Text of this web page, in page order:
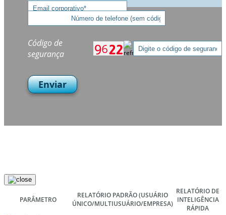
Código de
segurança
Enviar
PARÂMETRO
RELATÓRIO PADRÃO(USUÁRIO
ÚNICO/MULTIUSUÁRIO/EMPRESA)
RELATÓRIO DE
INTELIGÊNCIA
RÁPIDA